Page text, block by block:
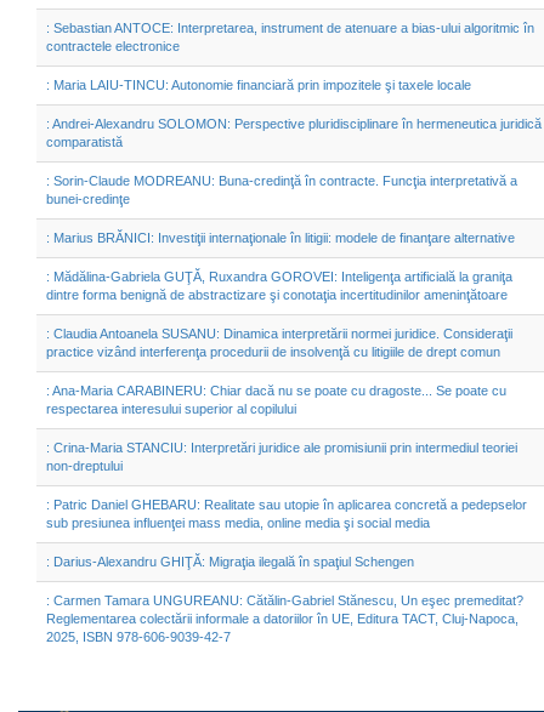
: Sebastian ANTOCE: Interpretarea, instrument de atenuare a bias-ului algoritmic în
contractele electronice
: Maria LAIU-TINCU: Autonomie financiară prin impozitele şi taxele locale
: Andrei-Alexandru SOLOMON: Perspective pluridisciplinare în hermeneutica juridică
comparatistă
: Sorin-Claude MODREANU: Buna-credinţă în contracte. Funcţia interpretativă a
bunei-credinţe
: Marius BRĂNICI: Investiţii internaţionale în litigii: modele de finanţare alternative
: Mădălina-Gabriela GUŢĂ, Ruxandra GOROVEI: Inteligenţa artificială la graniţa
dintre forma benignă de abstractizare şi conotaţia incertitudinilor ameninţătoare
: Claudia Antoanela SUSANU: Dinamica interpretării normei juridice. Consideraţii
practice vizând interferenţa procedurii de insolvenţă cu litigiile de drept comun
: Ana-Maria CARABINERU: Chiar dacă nu se poate cu dragoste... Se poate cu
respectarea interesului superior al copilului
: Crina-Maria STANCIU: Interpretări juridice ale promisiunii prin intermediul teoriei
non-dreptului
: Patric Daniel GHEBARU: Realitate sau utopie în aplicarea concretă a pedepselor
sub presiunea influenţei mass media, online media şi social media
: Darius-Alexandru GHIŢĂ: Migraţia ilegală în spaţiul Schengen
: Carmen Tamara UNGUREANU: Cătălin-Gabriel Stănescu, Un eşec premeditat?
Reglementarea colectării informale a datoriilor în UE, Editura TACT, Cluj-Napoca,
2025, ISBN 978-606-9039-42-7